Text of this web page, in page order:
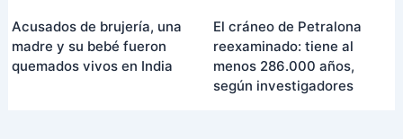
Acusados ​​de brujería, una
madre y su bebé fueron
quemados vivos en India
El cráneo de Petralona
reexaminado: tiene al
menos 286.000 años,
según investigadores